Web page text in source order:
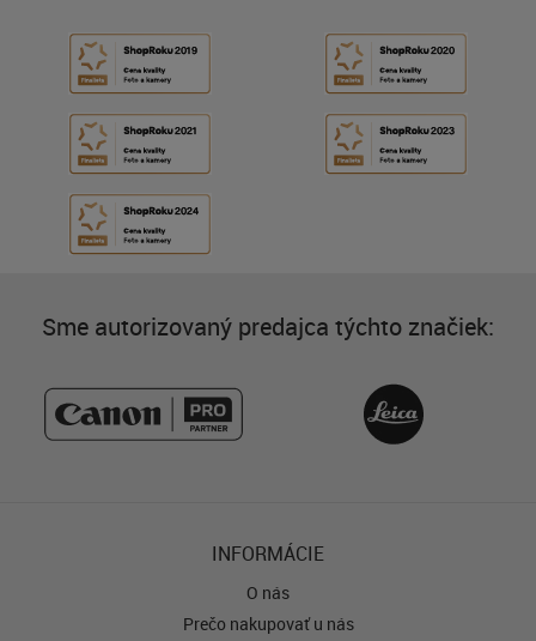
Sme autorizovaný predajca týchto značiek:
INFORMÁCIE
O nás
Prečo nakupovať u nás